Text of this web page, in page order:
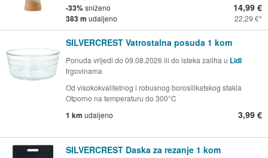
-33%sniženo
383 m udaljeno
14,99 €
22,29 €
SILVERCREST Vatrostalna posuda 1 kom
Ponuda vrijedi do 09.08.2026 ili do isteka zaliha u Lidl
trgovinama
Od visokokvalitetnog i robusnog borosilikatskog stakla
Otporno na temperaturu do 300°C
1 km udaljeno 3,99 €
SILVERCREST Daska za rezanje 1 kom